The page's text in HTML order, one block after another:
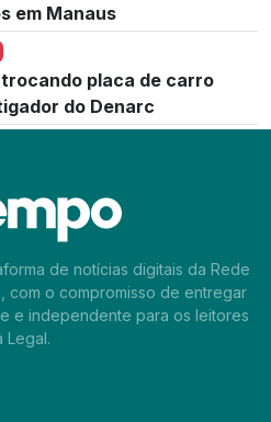
em Manaus
placa de carro
do Denarc
de notícias digitais da Rede
com o compromisso de entregar
e independente para os leitores
Legal.